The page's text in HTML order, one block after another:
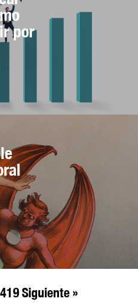
por
419Siguiente »